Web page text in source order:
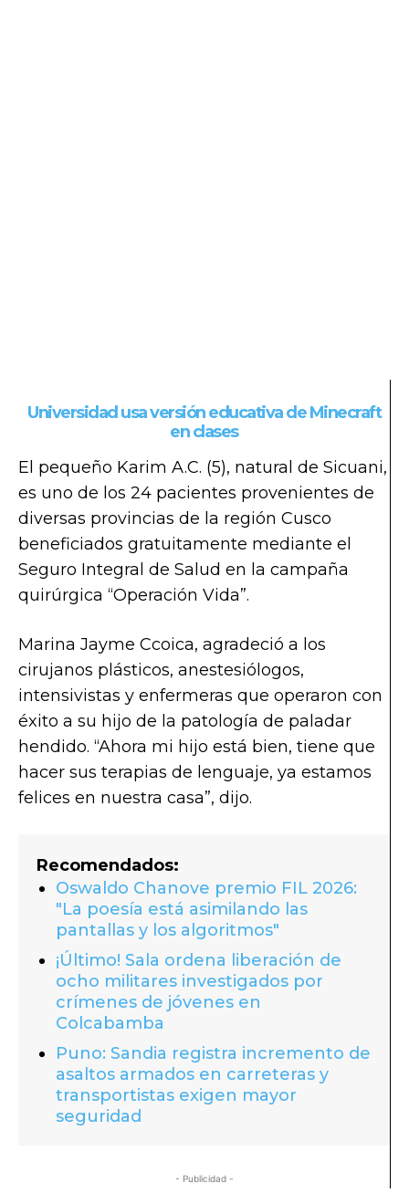
Universidad usa versión educativa de Minecraft
en clases
El pequeño Karim A.C. (5), natural de Sicuani,
es uno de los 24 pacientes provenientes de
diversas provincias de la región Cusco
beneficiados gratuitamente mediante el
Seguro Integral de Salud en la campaña
quirúrgica “Operación Vida”.
Marina Jayme Ccoica, agradeció a los
cirujanos plásticos, anestesiólogos,
intensivistas y enfermeras que operaron con
éxito a su hijo de la patología de paladar
hendido. “Ahora mi hijo está bien, tiene que
hacer sus terapias de lenguaje, ya estamos
felices en nuestra casa”, dijo.
Recomendados:
Oswaldo Chanove premio FIL 2026:
"La poesía está asimilando las
pantallas y los algoritmos"
¡Último! Sala ordena liberación de
ocho militares investigados por
crímenes de jóvenes en
Colcabamba
Puno: Sandia registra incremento de
asaltos armados en carreteras y
transportistas exigen mayor
seguridad
- Publicidad -